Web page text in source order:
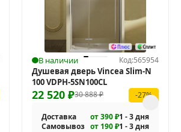
В наличии Код:565954
Душевая дверь Vincea Slim-N
100 VDPH-5SN100CL
30 888₽
22 520₽ -27%
Доставка от 390 ₽1 - 3 дня
Самовывоз от 190 ₽1 - 3 дня